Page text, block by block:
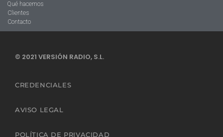
Qué hacemos
Clientes
Contacto
© 2021 VERSIÓN RADIO, S.L.
CREDENCIALES
AVISO LEGAL
POLÍTICA DE PRIVACIDAD